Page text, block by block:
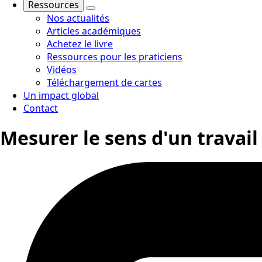
Ressources
Nos actualités
Articles académiques
Achetez le livre
Ressources pour les praticiens
Vidéos
Téléchargement de cartes
Un impact global
Contact
Mesurer le sens d'un